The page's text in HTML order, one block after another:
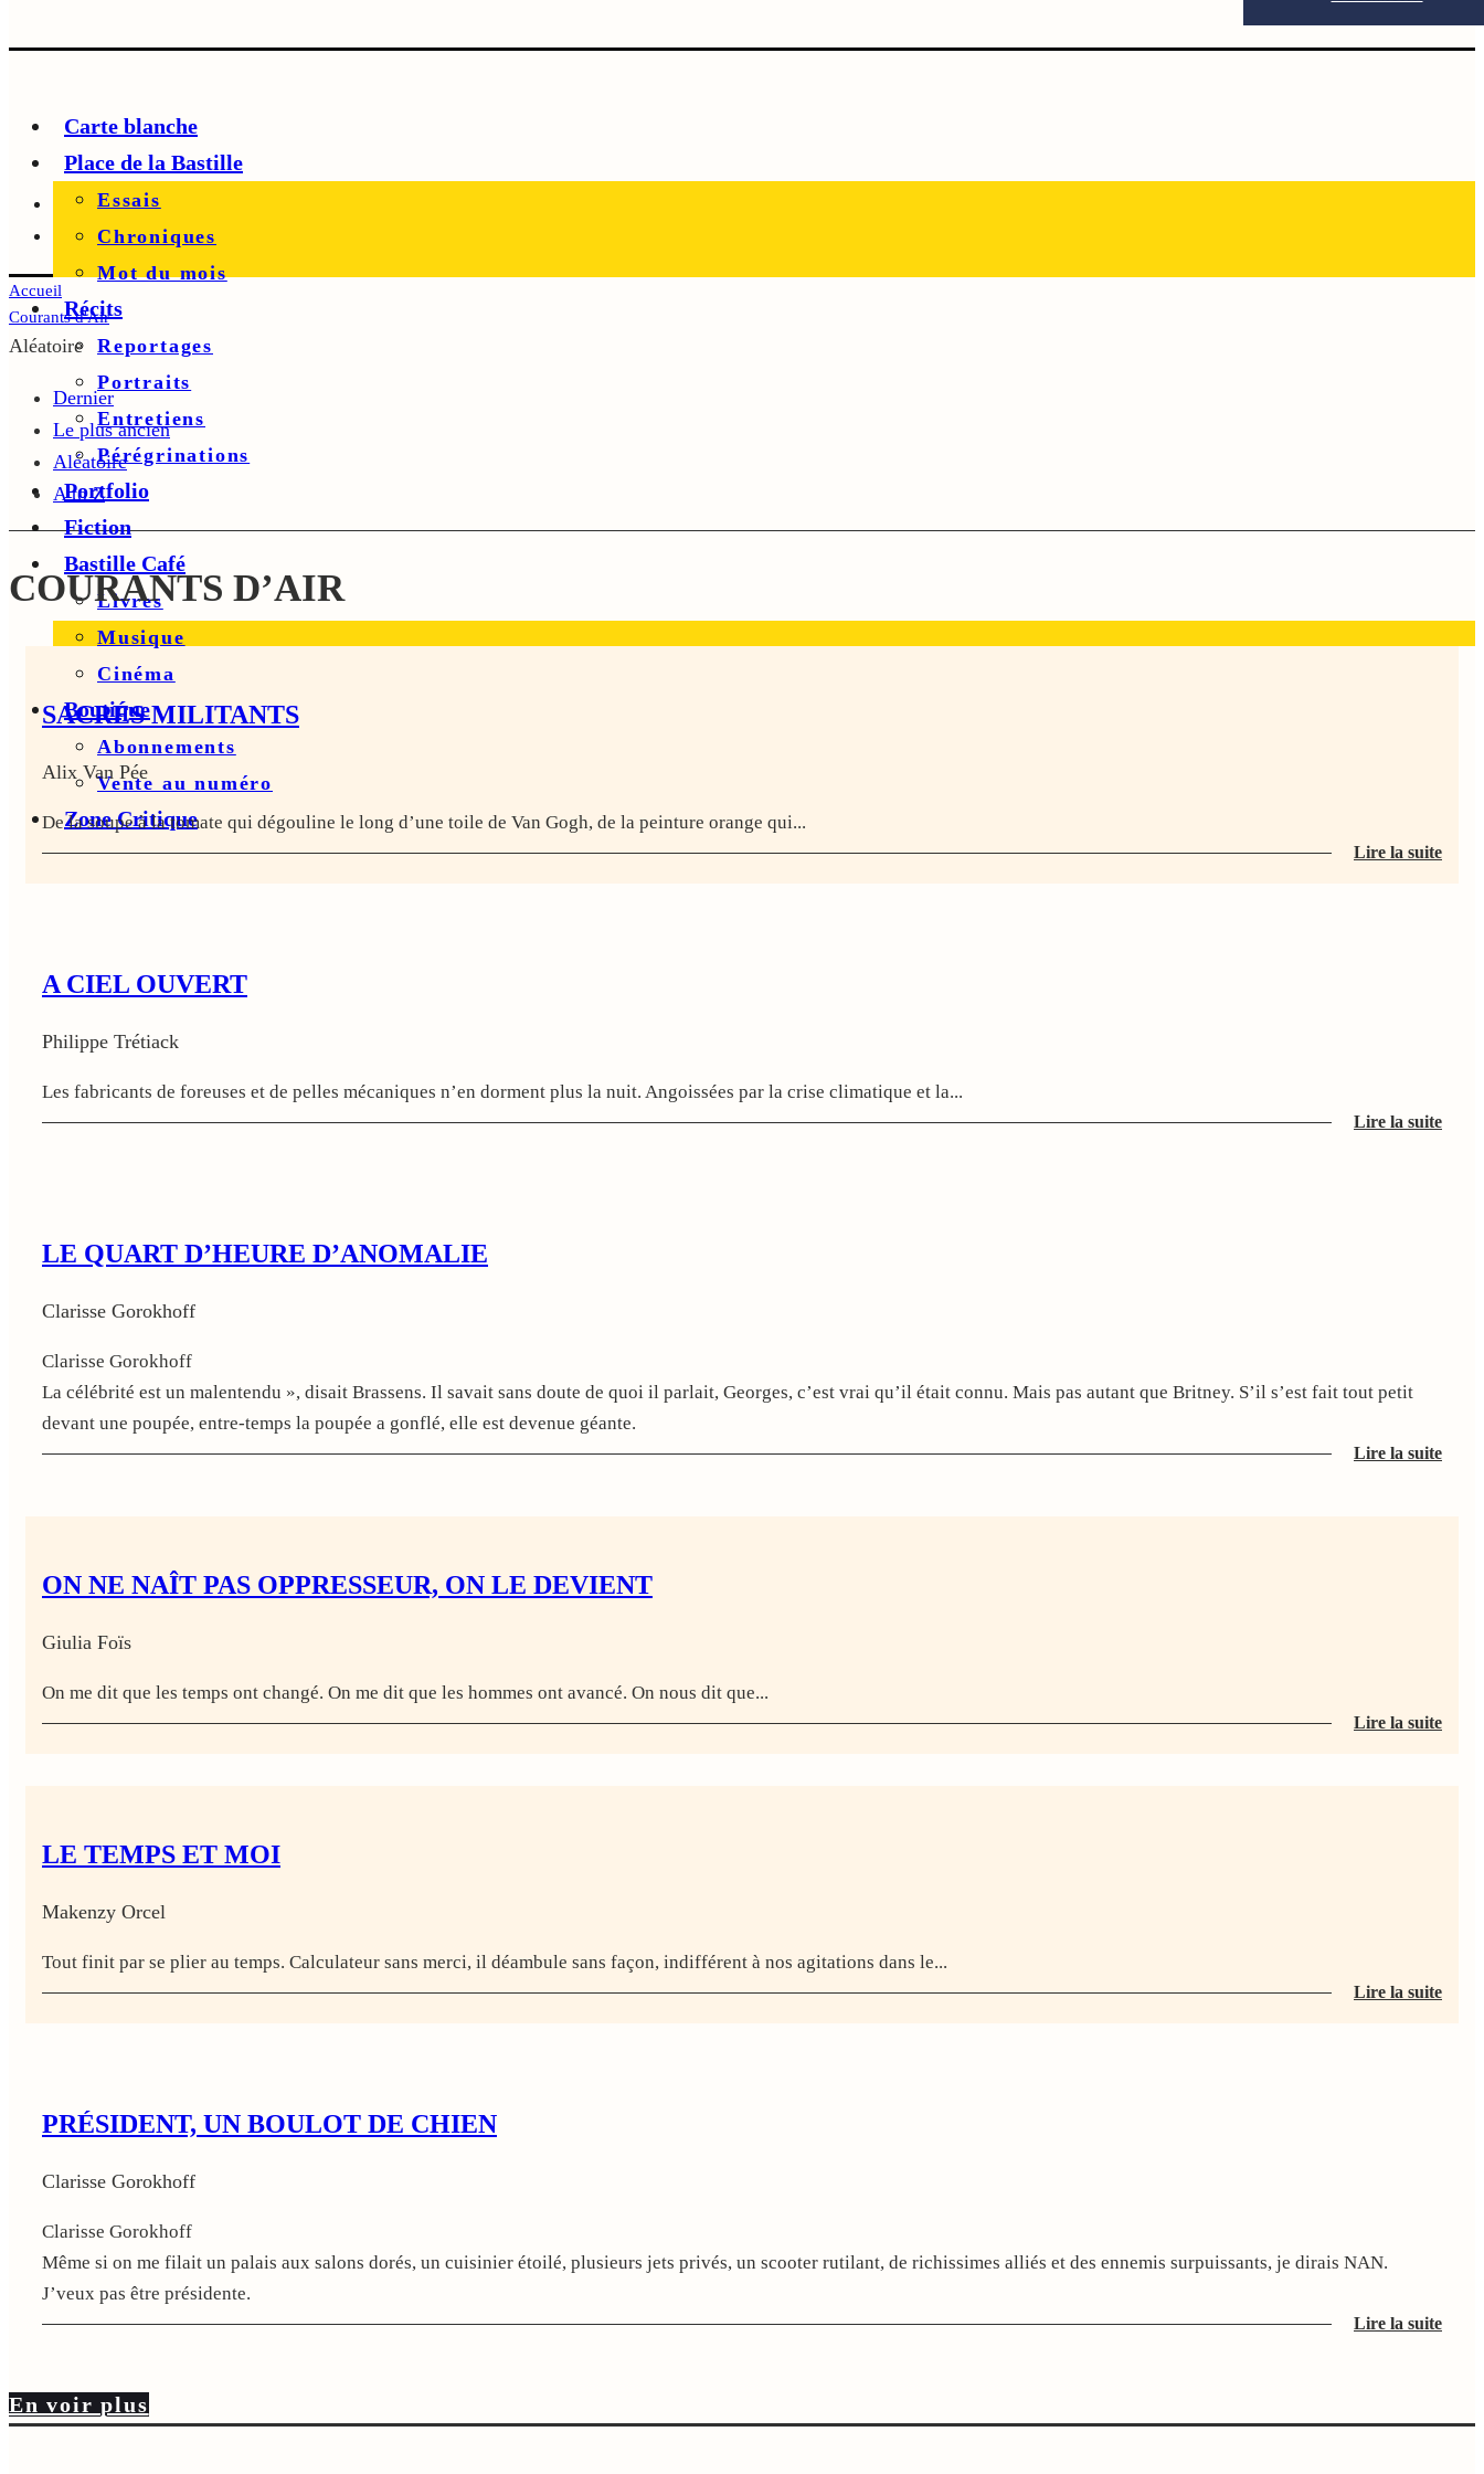
Carte blanche
Place de la Bastille
Essais
Chroniques
Mot du mois
Récits
Reportages
Portraits
Entretiens
Pérégrinations
Portfolio
Fiction
Bastille Café
Livres
Musique
Cinéma
Boutique
Abonnements
Vente au numéro
Zone Critique
Accueil
Courants d'Air
Aléatoire
Dernier
Le plus ancien
Aléatoire
A to Z
COURANTS D’AIR
SACRÉS MILITANTS
Alix Van Pée
De la soupe à la tomate qui dégouline le long d’une toile de Van Gogh, de la peinture orange qui...
Lire la suite
A CIEL OUVERT
Philippe Trétiack
Les fabricants de foreuses et de pelles mécaniques n’en dorment plus la nuit. Angoissées par la crise climatique et la...
Lire la suite
LE QUART D’HEURE D’ANOMALIE
Clarisse Gorokhoff
Clarisse Gorokhoff
La célébrité est un malentendu », disait Brassens. Il savait sans doute de quoi il parlait, Georges, c’est vrai qu’il était connu. Mais pas autant que Britney. S’il s’est fait tout petit
devant une poupée, entre-temps la poupée a gonflé, elle est devenue géante.
Lire la suite
ON NE NAÎT PAS OPPRESSEUR, ON LE DEVIENT
Giulia Foïs
On me dit que les temps ont changé. On me dit que les hommes ont avancé. On nous dit que...
Lire la suite
LE TEMPS ET MOI
Makenzy Orcel
Tout finit par se plier au temps. Calculateur sans merci, il déambule sans façon, indifférent à nos agitations dans le...
Lire la suite
PRÉSIDENT, UN BOULOT DE CHIEN
Clarisse Gorokhoff
Clarisse Gorokhoff
Même si on me filait un palais aux salons dorés, un cuisinier étoilé, plusieurs jets privés, un scooter rutilant, de richissimes alliés et des ennemis surpuissants, je dirais NAN.
J’veux pas être présidente.
Lire la suite
En voir plus